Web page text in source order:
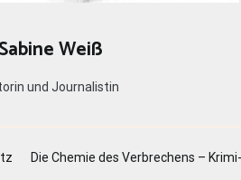
Sabine Weiß
und Journalistin
Die Chemie des Verbrechens –